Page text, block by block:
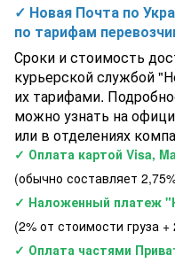
✓ Новая Почта по
по тарифам
Сроки и стоимость
курьерской службой
их тарифами.
можно узнать на
или в отделениях
✓ Оплата картой Visa,
(обычно составляет
✓ Наложенный платеж
(2% от стоимости груза +
✓ Оплата частями